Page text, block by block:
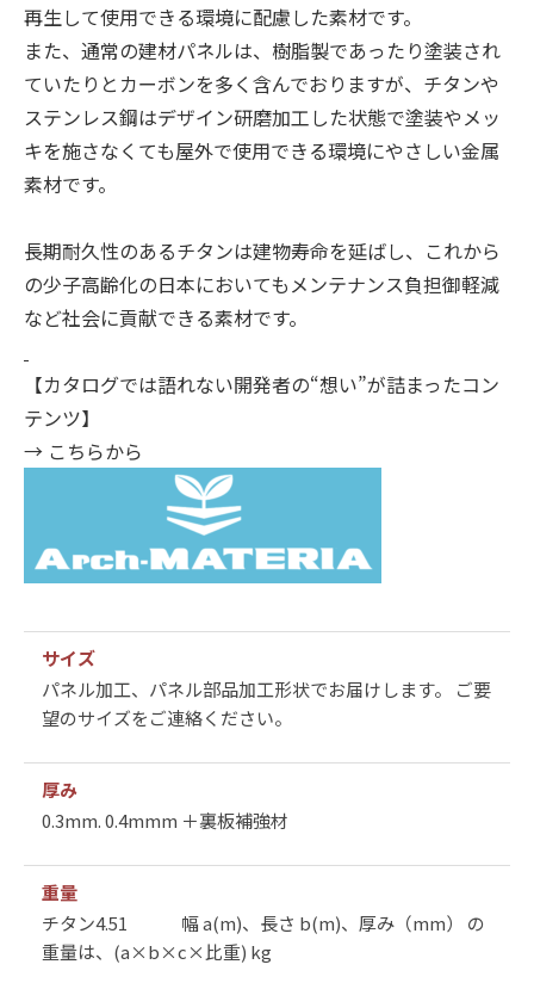
再生して使用できる環境に配慮した素材です。
また、通常の建材パネルは、樹脂製であったり塗装され
ていたりとカーボンを多く含んでおりますが、チタンや
ステンレス鋼はデザイン研磨加工した状態で塗装やメッ
キを施さなくても屋外で使用できる環境にやさしい金属
素材です。
長期耐久性のあるチタンは建物寿命を延ばし、これから
の少子高齢化の日本においてもメンテナンス負担御軽減
など社会に貢献できる素材です。
【カタログでは語れない開発者の“想い”が詰まったコン
テンツ】
→ こちらから
サイズ
パネル加工、パネル部品加工形状でお届けします。 ご要
望のサイズをご連絡ください。
厚み
0.3mm. 0.4mmm ＋裏板補強材
重量
チタン4.51 幅 a(m)、長さ b(m)、厚み（mm） の
重量は、(a×b×c×比重) kg